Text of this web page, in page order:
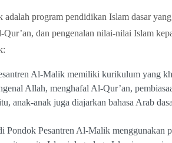
program pendidikan Islam dasar
dan pengenalan nilai-nilai Islam
Al-Malik memiliki kurikulum yang
Allah, menghafal Al-Qur’an,
anak-anak juga diajarkan bahasa Arab
Pesantren Al-Malik menggunakan